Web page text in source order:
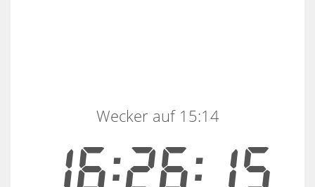
16:26:15
Wecker auf 15:14